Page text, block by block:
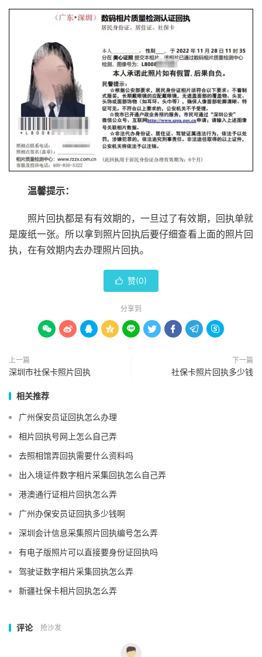
温馨提示：
照片回执都是有有效期的，一旦过了有效期，回执单就
是废纸一张。所以拿到照片回执后要仔细查看上面的照片回
执，在有效期内去办理照片回执。
 赞(0)
分享到
        
上一篇
深圳市社保卡照片回执
下一篇
社保卡照片回执多少钱
相关推荐
广州保安员证回执怎么办理
相片回执号网上怎么自己弄
去照相馆弄回执需要什么资料吗
出入境证件数字相片采集回执怎么自己弄
港澳通行证相片回执怎么弄
广州办保安员证回执多少钱啊
深圳会计信息采集照片回执编号怎么弄
有电子版照片可以直接要身份证回执吗
驾驶证数字相片采集回执怎么弄
新疆社保卡相片回执怎么弄
评论 抢沙发